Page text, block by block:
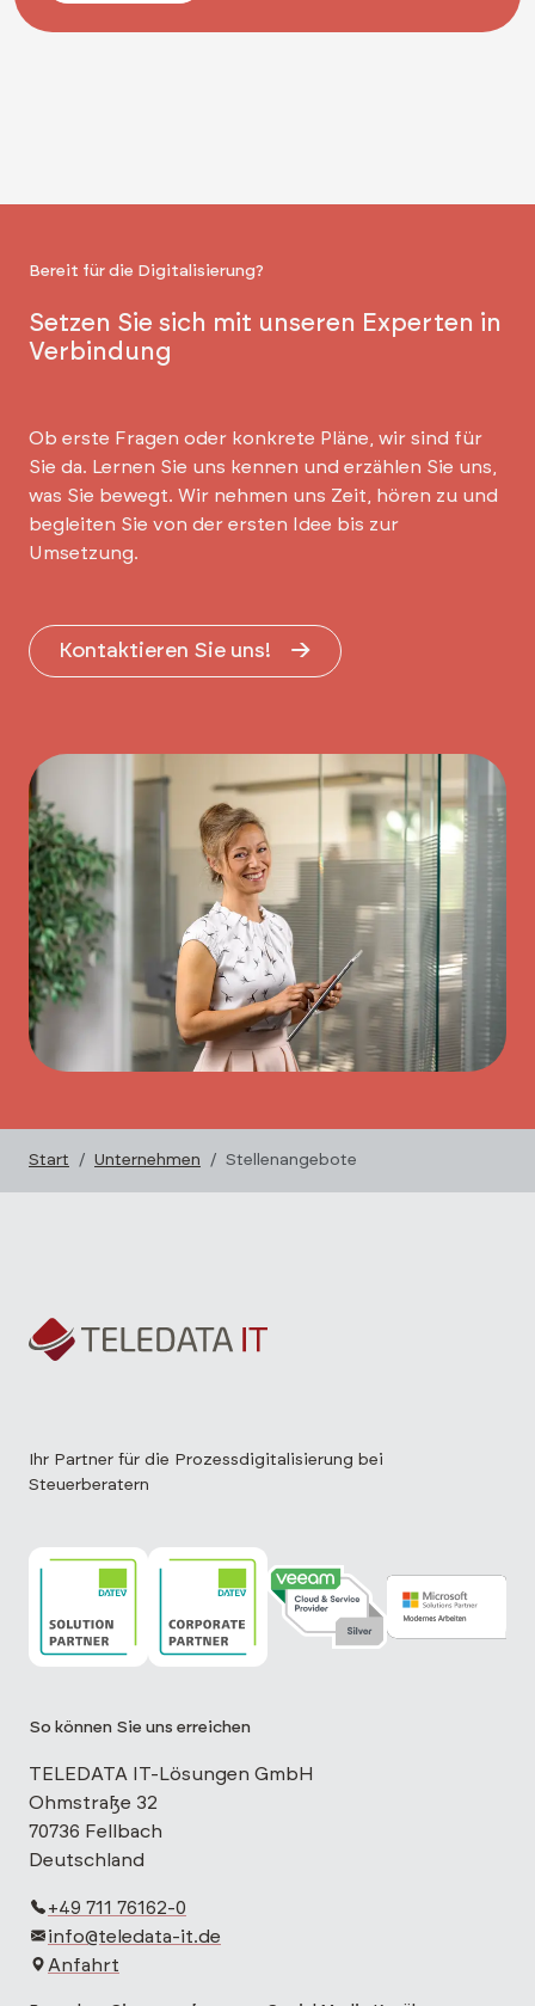
Bereit für die Digitalisierung?
Setzen Sie sich mit unseren Experten in
Verbindung
Ob erste Fragen oder konkrete Pläne, wir sind für
Sie da. Lernen Sie uns kennen und erzählen Sie uns,
was Sie bewegt. Wir nehmen uns Zeit, hören zu und
begleiten Sie von der ersten Idee bis zur
Umsetzung.
Kontaktieren Sie uns!
Start Unternehmen Stellenangebote
Ihr Partner für die Prozessdigitalisierung bei
Steuerberatern
So können Sie uns erreichen
TELEDATA IT-Lösungen GmbH
Ohmstraße 32
70736 Fellbach
Deutschland
+49 711 76162-0
info@teledata-it.de
Anfahrt